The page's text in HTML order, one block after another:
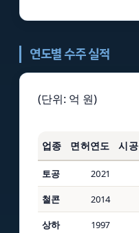
연도별 수주 실적
(단위: 억 원)
업종 면허연도 시
토공 2021
철콘 2014
상하 1997